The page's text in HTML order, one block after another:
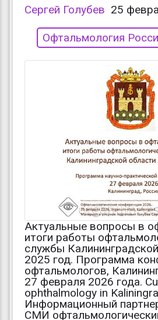
Сергей Голубев 25
Офтальмология
Актуальные вопросы в
итоги работы
службы
2025 год. Программа
офтальмологов,
27 февраля 2026 года.
ophthalmology in
Информационный
СМИ